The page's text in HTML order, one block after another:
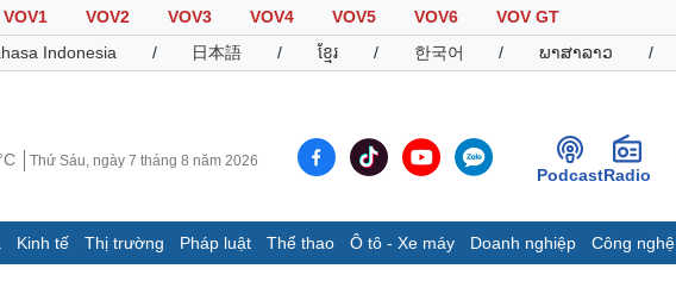
VOV1 VOV2 VOV3 VOV4 VOV5 VOV6
VOV GT
Indonesia / 日本語 / ខ្មែរ / 한국어 / ພາສາລາວ /
Thứ Sáu, ngày 7 tháng 8 năm 2026
PodcastRadio
Kinh tế Thị trường Pháp luật Thể thao Ô tô - Xe máy Doanh nghiệp Công nghệ